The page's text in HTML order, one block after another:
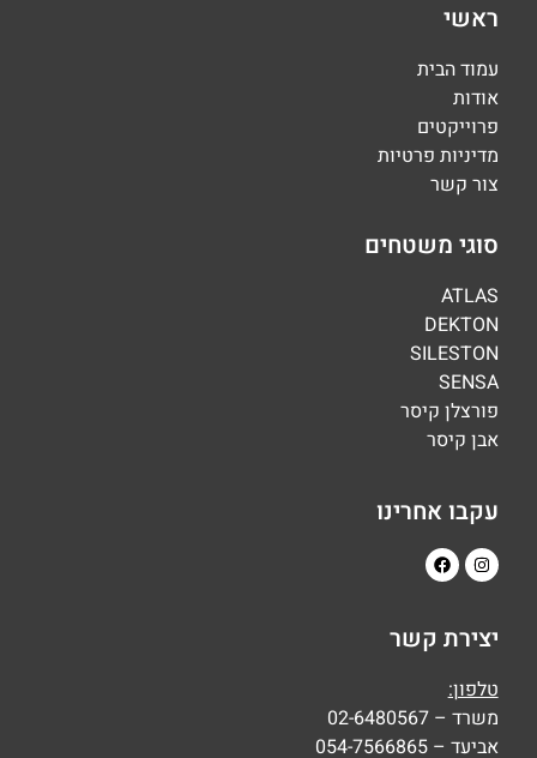
ראשי
עמוד הבית
אודות
פרוייקטים
מדיניות פרטיות
צור קשר
סוגי משטחים
ATLAS
DEKTON
SILESTON
SENSA
פורצלן קיסר
אבן קיסר
עקבו אחרינו
יצירת קשר
טלפון:
משרד – 02-6480567
אביעד – 054-7566865